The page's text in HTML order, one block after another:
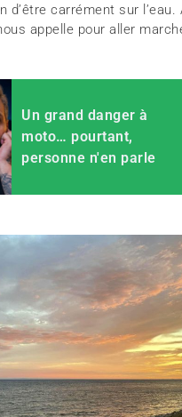
d’être carrément sur l’eau.
appelle pour aller
Un grand danger à
moto… pourtant,
personne n'en parle